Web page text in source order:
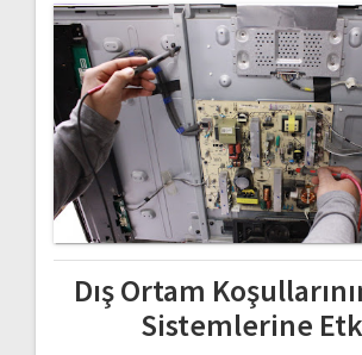
DışOrtam
Sistemlerine